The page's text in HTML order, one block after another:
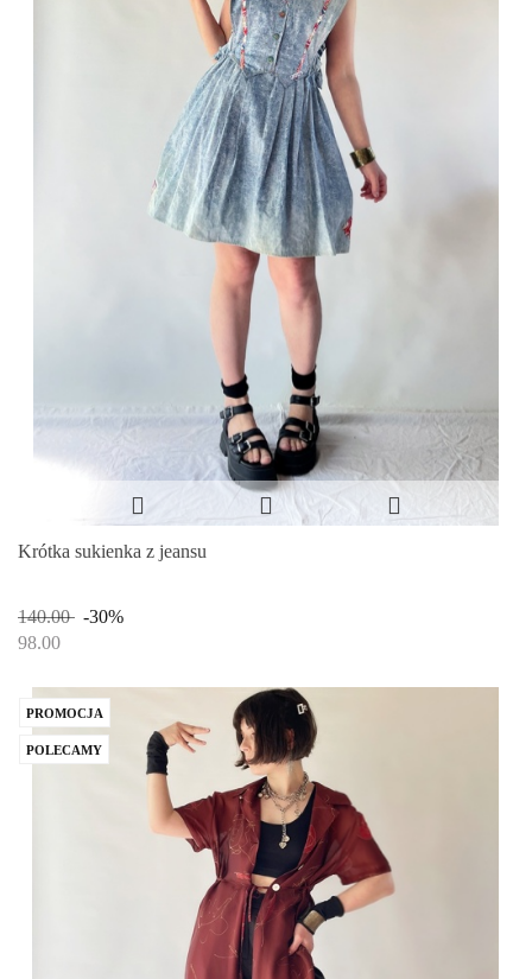
Krótka sukienka z jeansu
140.00
-30%
98.00
PROMOCJA
POLECAMY